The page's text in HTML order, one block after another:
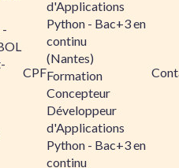
-
CPF
d'Applications
Python - Bac+3 en
continu
(Nantes)
Formation
Concepteur
Développeur
d'Applications
Python - Bac+3 en
continu